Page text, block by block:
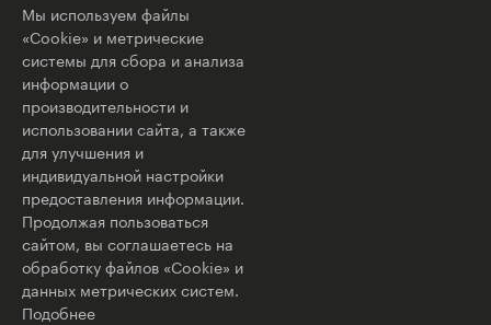
Мы используем файлы
«Cookie» и метрические
системы для сбора и анализа
информации о
производительности и
использовании сайта, а также
для улучшения и
индивидуальной настройки
предоставления информации.
Продолжая пользоваться
сайтом, вы соглашаетесь на
обработку файлов «Cookie» и
данных метрических систем.
Подобнее